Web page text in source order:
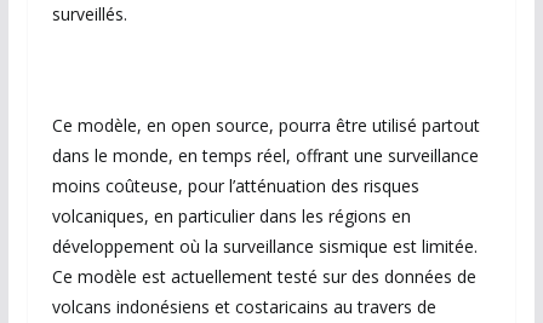
surveillés.
Ce modèle, en open source, pourra être utilisé partout
dans le monde, en temps réel, offrant une surveillance
moins coûteuse, pour l’atténuation des risques
volcaniques, en particulier dans les régions en
développement où la surveillance sismique est limitée.
Ce modèle est actuellement testé sur des données de
volcans indonésiens et costaricains au travers de